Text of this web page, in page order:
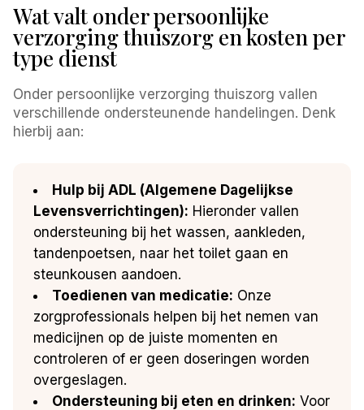
Wat valt onder persoonlijke
verzorging thuiszorg en kosten per
type dienst
Onder persoonlijke verzorging thuiszorg vallen
verschillende ondersteunende handelingen. Denk
hierbij aan:
Hulp bij ADL (Algemene Dagelijkse
Levensverrichtingen): Hieronder vallen
ondersteuning bij het wassen, aankleden,
tandenpoetsen, naar het toilet gaan en
steunkousen aandoen.
Toedienen van medicatie: Onze
zorgprofessionals helpen bij het nemen van
medicijnen op de juiste momenten en
controleren of er geen doseringen worden
overgeslagen.
Ondersteuning bij eten en drinken: Voor